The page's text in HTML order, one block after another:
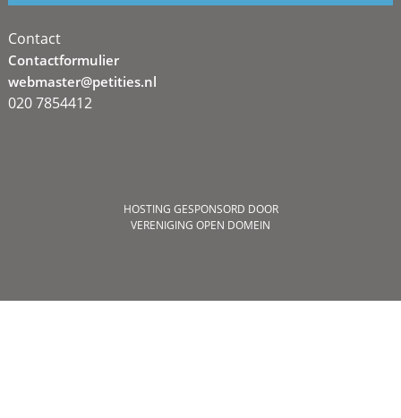
Contact
Contactformulier
webmaster@petities.nl
020 7854412
HOSTING GESPONSORD DOOR
VERENIGING OPEN DOMEIN